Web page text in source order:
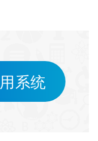
系统